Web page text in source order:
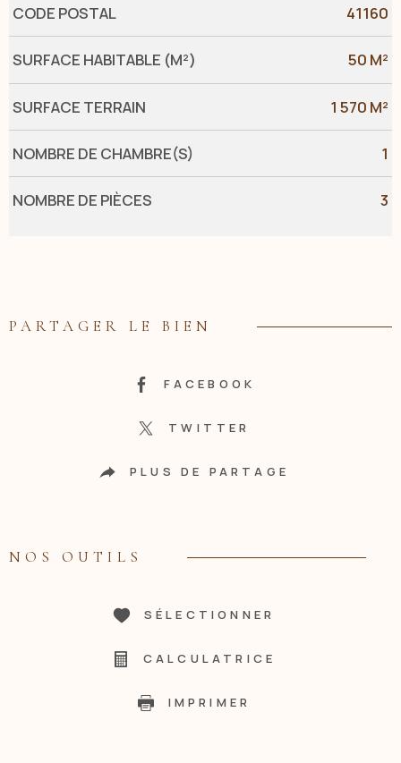
Caractérisque Valeurs
CODE POSTAL 41160
SURFACE HABITABLE (M²) 50 M²
SURFACE TERRAIN 1 570 M²
NOMBRE DE CHAMBRE(S) 1
NOMBRE DE PIÈCES 3
PARTAGER LE BIEN
FACEBOOK
TWITTER
PLUS DE PARTAGE
NOS OUTILS
SÉLECTIONNER
CALCULATRICE
IMPRIMER